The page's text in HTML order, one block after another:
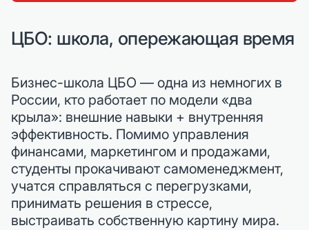
ЦБО: школа, опережающая время
Бизнес-школа ЦБО — одна из немногих в
России, кто работает по модели «два
крыла»: внешние навыки + внутренняя
эффективность. Помимо управления
финансами, маркетингом и продажами,
студенты прокачивают самоменеджмент,
учатся справляться с перегрузками,
принимать решения в стрессе,
выстраивать собственную картину мира.